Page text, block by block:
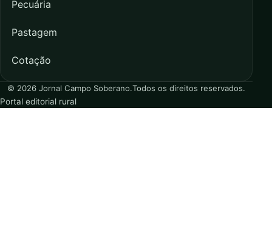
Pecuária
Pastagem
Cotação
© 2026 Jornal Campo Soberano.Todos os direitos reservados.
Portal editorial rural